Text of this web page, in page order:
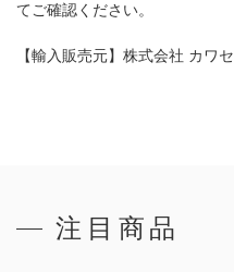
てご確認ください。
【輸入販売元】株式会社 カワセ
注目商品